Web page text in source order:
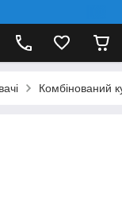
Комбінований